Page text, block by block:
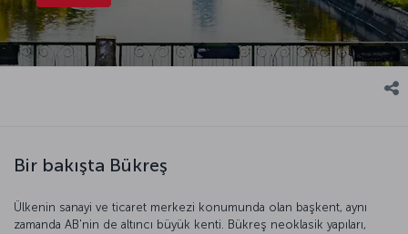
Bir bakışta Bükreş
Ülkenin sanayi ve ticaret merkezi konumunda olan başkent, aynı
zamanda AB'nin de altıncı büyük kenti. Bükreş neoklasik yapıları,